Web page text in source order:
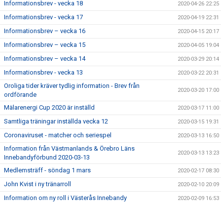
Informationsbrev - vecka 18 2020-04-26 22:25
Informationsbrev - vecka 17 2020-04-19 22:31
Informationsbrev – vecka 16 2020-04-15 20:17
Informationsbrev – vecka 15 2020-04-05 19:04
Informationsbrev – vecka 14 2020-03-29 20:14
Informationsbrev - vecka 13 2020-03-22 20:31
Oroliga tider kräver tydlig information - Brev från
ordförande
2020-03-20 17:00
Mälarenergi Cup 2020 är inställd 2020-03-17 11:00
Samtliga träningar inställda vecka 12 2020-03-15 19:31
Coronaviruset - matcher och seriespel 2020-03-13 16:50
Information från Västmanlands & Örebro Läns
Innebandyförbund 2020-03-13
2020-03-13 13:23
Medlemsträff - söndag 1 mars 2020-02-17 08:30
John Kvist i ny tränarroll 2020-02-10 20:09
Information om ny roll i Västerås Innebandy 2020-02-09 16:53